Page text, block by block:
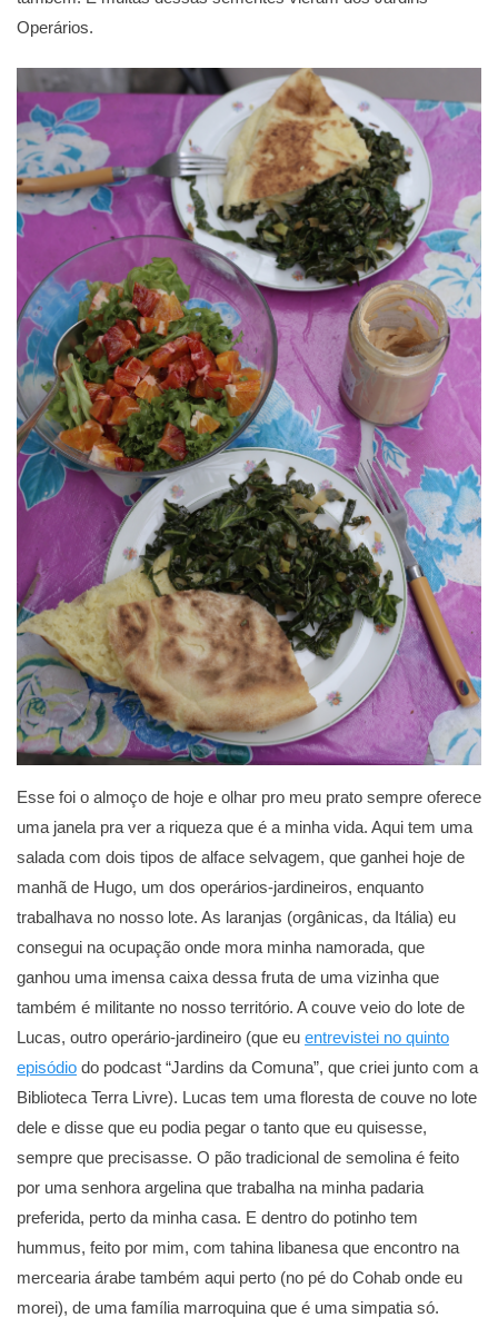
Operários.
Esse foi o almoço de hoje e olhar pro meu prato sempre oferece
uma janela pra ver a riqueza que é a minha vida. Aqui tem uma
salada com dois tipos de alface selvagem, que ganhei hoje de
manhã de Hugo, um dos operários-jardineiros, enquanto
trabalhava no nosso lote. As laranjas (orgânicas, da Itália) eu
consegui na ocupação onde mora minha namorada, que
ganhou uma imensa caixa dessa fruta de uma vizinha que
também é militante no nosso território. A couve veio do lote de
Lucas, outro operário-jardineiro (que eu entrevistei no quinto
episódio do podcast “Jardins da Comuna”, que criei junto com a
Biblioteca Terra Livre). Lucas tem uma floresta de couve no lote
dele e disse que eu podia pegar o tanto que eu quisesse,
sempre que precisasse. O pão tradicional de semolina é feito
por uma senhora argelina que trabalha na minha padaria
preferida, perto da minha casa. E dentro do potinho tem
hummus, feito por mim, com tahina libanesa que encontro na
mercearia árabe também aqui perto (no pé do Cohab onde eu
morei), de uma família marroquina que é uma simpatia só.